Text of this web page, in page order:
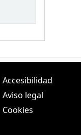
Accesibilidad
Aviso legal
Cookies